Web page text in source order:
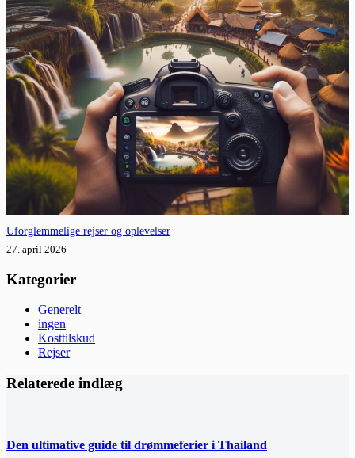
Uforglemmelige rejser og oplevelser
27. april 2026
Kategorier
Generelt
ingen
Kosttilskud
Rejser
Relaterede indlæg
Den ultimative guide til drømmeferier i Thailand